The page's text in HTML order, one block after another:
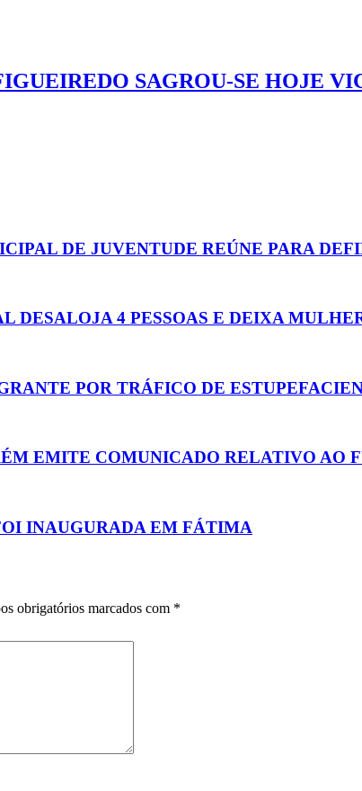
SAGROU-SE HOJE
DE JUVENTUDE REÚNE PARA
DESALOJA 4 PESSOAS E DEIXA
POR TRÁFICO DE
EMITE COMUNICADO RELATIVO AO
INAUGURADA EM FÁTIMA
obrigatórios marcados com *